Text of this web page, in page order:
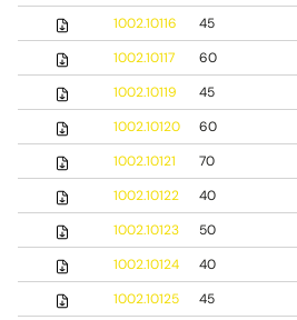
1002.10116
45
1002.10117
60
1002.10119
45
1002.10120
60
1002.10121
70
1002.10122
40
1002.10123
50
1002.10124
40
1002.10125
45